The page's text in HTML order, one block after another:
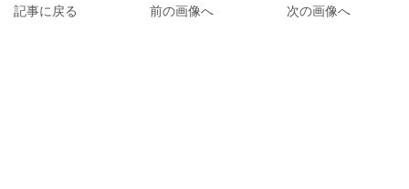
記事に戻る 前の画像へ 次の画像へ